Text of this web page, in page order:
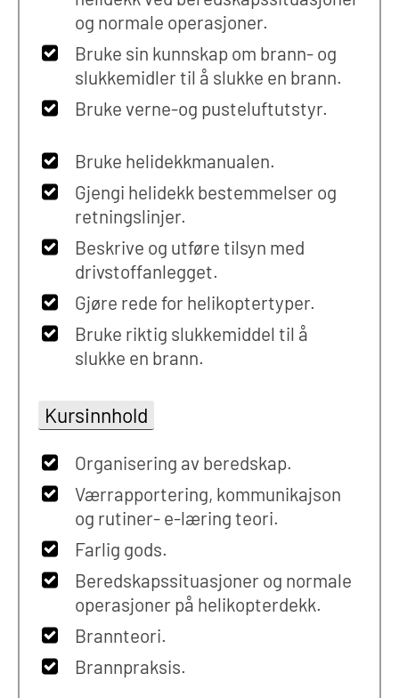
og normale operasjoner.
Bruke sin kunnskap om brann- og
slukkemidler til å slukke en brann.
Bruke verne-og pusteluftutstyr.
Bruke helidekkmanualen.
Gjengi helidekk bestemmelser og
retningslinjer.
Beskrive og utføre tilsyn med
drivstoffanlegget.
Gjøre rede for helikoptertyper.
Bruke riktig slukkemiddel til å
slukke en brann.
Kursinnhold
Organisering av beredskap.
Værrapportering, kommunikajson
og rutiner- e-læring teori.
Farlig gods.
Beredskapssituasjoner og normale
operasjoner på helikopterdekk.
Brannteori.
Brannpraksis.